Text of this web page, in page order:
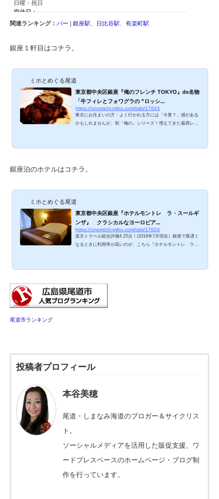
関連ランキング： バー | 銀座駅 日比谷駅 有楽町駅
銀座１軒目はコチラ。
ミホとめぐる尾道
東京都中央区銀座『俺のフレンチ TOKYO』de名物
「牛フィレとフォワグラの ”ロッシ...
https://onomichi-miho.com/tabi/17643
東京にお住まいの方・よく行かれる方には「今更？」感がある
かもしれませんが、初「俺の」シリーズ！増えてきた着席レス
をいただけて、「こりゃ流行るはずだわ」と実感。ミホの初
ンメニュー。リクエストすれば、ワインリストを出してもらえ
銀座泊のホテルはコチラ。
ミホとめぐる尾道
東京都中央区銀座『ホテルモントレ ラ・スールギ
ンザ』 クラシカルなヨーロピア...
https://onomichi-miho.com/tabi/17624
楽天トラベル総合評価4.25点！(2016年7月現在）銀座で夜遅く
なるときに利用率が高いのが、こちら『ホテルモントレ ラ・
トがお気に入りなのです。銀座夜遊びプランにオススメなホテ
地。1Fフロント付近もヨーロピアン調でまとめられ、落ち着く
雰囲気になっています。エレベーターの回数...
尾道市ランキング
投稿者プロフィール
本谷美穂
尾道・しまなみ海道のブロガー＆サイクリス
ト。
ソーシャルメディアを活用した販促支援、ワ
ードプレスベースのホームページ・ブログ制
作を行っています。